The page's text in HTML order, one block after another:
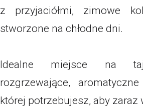
z przyjaciółmi, zimowe
stworzone na chłodne dni.
Idealne miejsce na
rozgrzewające,
której potrzebujesz, aby zaraz